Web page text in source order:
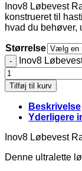
Inov8 Løbevest
konstrueret til
hvad du
Størrelse
Inov8
Tilføj til kurv
Beskrivelse
Yderligere
Inov8 Løbevest
Denne ultralette